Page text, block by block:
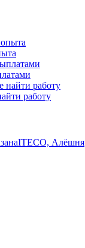
работу
ITECO, Алёшня